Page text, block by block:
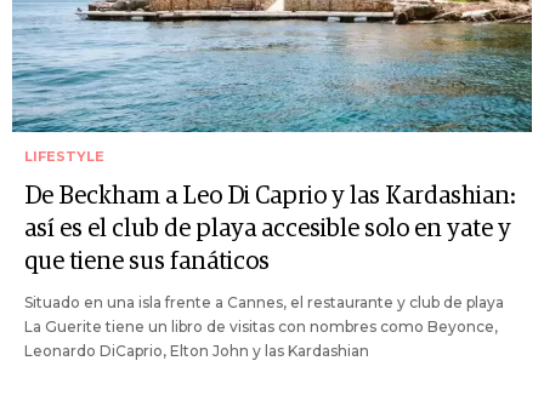
LIFESTYLE
De Beckham a Leo Di Caprio y las Kardashian:
así es el club de playa accesible solo en yate y
que tiene sus fanáticos
Situado en una isla frente a Cannes, el restaurante y club de playa
La Guerite tiene un libro de visitas con nombres como Beyonce,
Leonardo DiCaprio, Elton John y las Kardashian